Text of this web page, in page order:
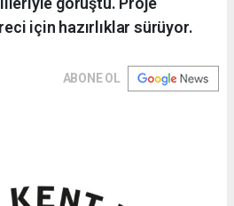
için hazırlıklar sürüyor.
ABONE OL